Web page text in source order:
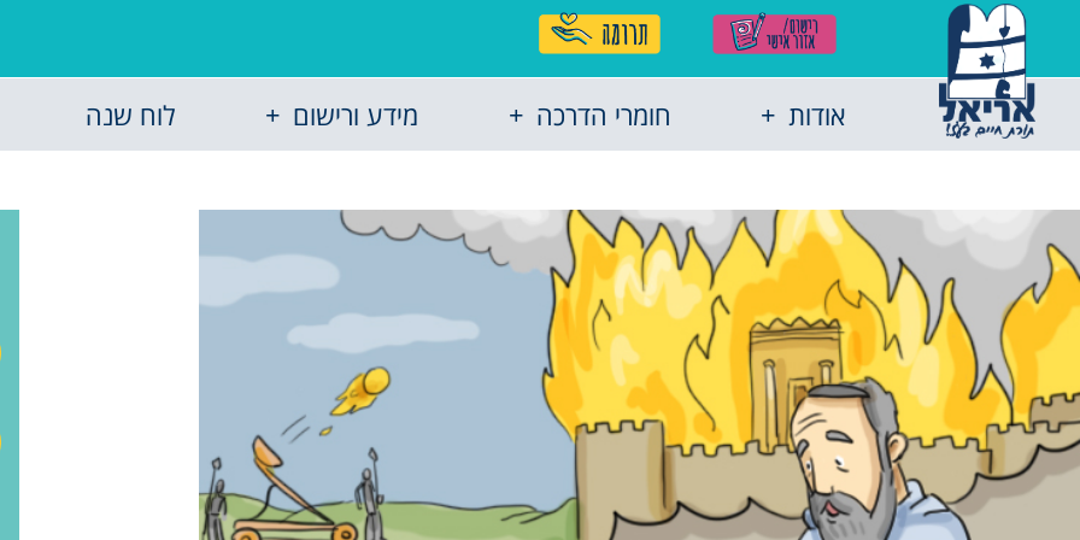
אודות חומרי הדרכה מידע ורישום לוח שנה